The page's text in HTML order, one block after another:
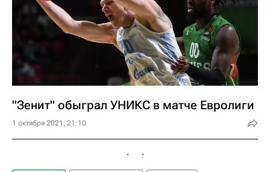
"Зенит" обыграл УНИКС в матче Евролиги
1 октября 2021, 21:10